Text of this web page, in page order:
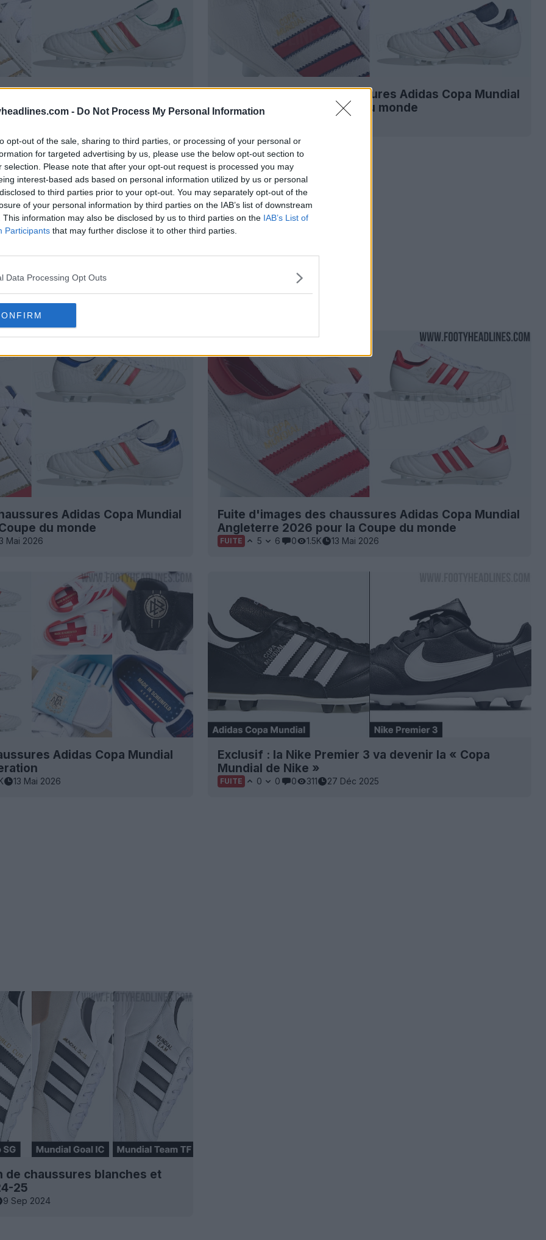
- Do Not Process My Personal Information
opt-out of the sale, sharing to third parties, or processing of your personal or
for targeted advertising by us, please use the below opt-out section to
selection. Please note that after your opt-out request is processed you may
interest-based ads based on personal information utilized by us or personal
to third parties prior to your opt-out. You may separately opt-out of the
of your personal information by third parties on the IAB’s list of downstream
This information may also be disclosed by us to third parties on the IAB’s List of
Participants that may further disclose it to other third parties.
Data Processing Opt Outs
Adidas Copa Mundial
2026 au Mexique
Fuite d'images des chaussures Adidas Copa Mundial
USA 2026 pour la Coupe du monde
Adidas Copa Mundial
du monde
Mai 2026
Fuite d'images des chaussures Adidas Copa Mundial
Angleterre 2026 pour la Coupe du monde
FUITE 5 6 0 1.5K 13 Mai 2026
Adidas Copa Mundial
13 Mai 2026
Exclusif : la Nike Premier 3 va devenir la « Copa
Mundial de Nike »
FUITE 0 0 0 311 27 Déc 2025
de chaussures blanches et
25
9 Sep 2024